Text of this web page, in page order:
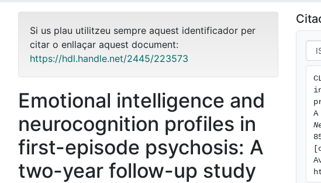
Si us plau utilitzeu sempre aquest identificador per
citar o enllaçar aquest document:
https://hdl.handle.net/2445/223573
Emotional intelligence and
neurocognition profiles in
first-episode psychosis: A
two-year follow-up study